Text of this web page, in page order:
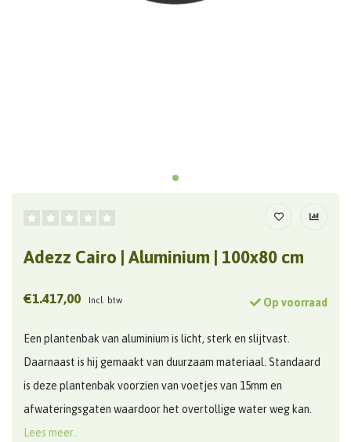
Adezz Cairo | Aluminium | 100x80 cm
€1.417,00 Incl. btw Op voorraad
Een plantenbak van aluminium is licht, sterk en slijtvast.
Daarnaast is hij gemaakt van duurzaam materiaal. Standaard
is deze plantenbak voorzien van voetjes van 15mm en
afwateringsgaten waardoor het overtollige water weg kan.
Lees meer..